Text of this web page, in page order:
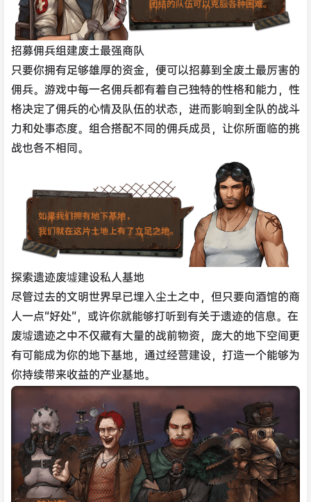
招募佣兵组建废土最强商队
只要你拥有足够雄厚的资金，便可以招募到全废土最厉害的
佣兵。游戏中每一名佣兵都有着自己独特的性格和能力，性
格决定了佣兵的心情及队伍的状态，进而影响到全队的战斗
力和处事态度。组合搭配不同的佣兵成员，让你所面临的挑
战也各不相同。
探索遗迹废墟建设私人基地
尽管过去的文明世界早已埋入尘土之中，但只要向酒馆的商
人一点“好处”，或许你就能够打听到有关于遗迹的信息。在
废墟遗迹之中不仅藏有大量的战前物资，庞大的地下空间更
有可能成为你的地下基地，通过经营建设，打造一个能够为
你持续带来收益的产业基地。